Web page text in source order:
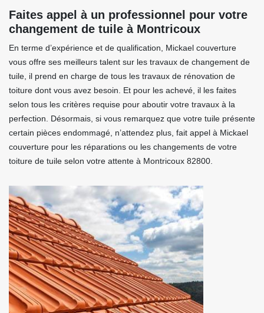
Faites appel à un professionnel pour votre
changement de tuile à Montricoux
En terme d’expérience et de qualification, Mickael couverture
vous offre ses meilleurs talent sur les travaux de changement de
tuile, il prend en charge de tous les travaux de rénovation de
toiture dont vous avez besoin. Et pour les achevé, il les faites
selon tous les critères requise pour aboutir votre travaux à la
perfection. Désormais, si vous remarquez que votre tuile présente
certain pièces endommagé, n’attendez plus, fait appel à Mickael
couverture pour les réparations ou les changements de votre
toiture de tuile selon votre attente à Montricoux 82800.